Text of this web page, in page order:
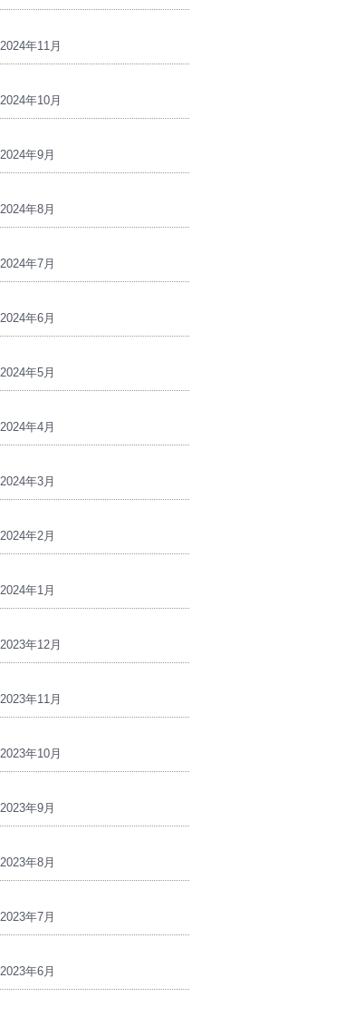
2024年11月
2024年10月
2024年9月
2024年8月
2024年7月
2024年6月
2024年5月
2024年4月
2024年3月
2024年2月
2024年1月
2023年12月
2023年11月
2023年10月
2023年9月
2023年8月
2023年7月
2023年6月